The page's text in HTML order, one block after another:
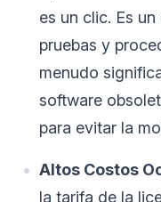
es un clic. Es
pruebas y
menudo
software
para evitar la
Altos Costos
la tarifa de la